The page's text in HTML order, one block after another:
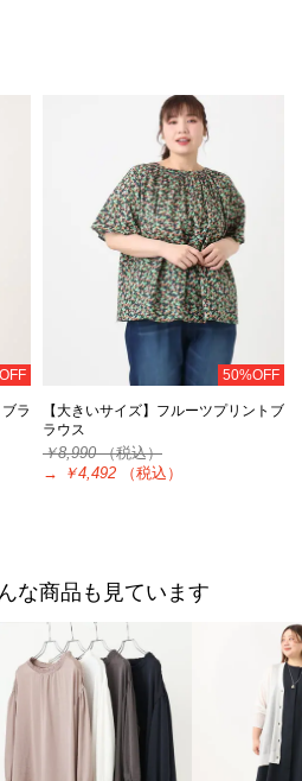
ラ
50%OFF
【大きいサイズ】フルーツプリントブ
ラウス
￥8,990（税込）
→
￥4,492 （税込）
な商品も見ています